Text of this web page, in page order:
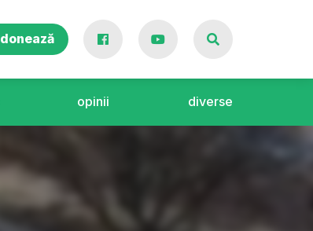
donează
opinii diverse